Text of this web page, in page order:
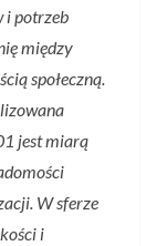
i potrzeb
między
społeczną.
jest miarą
W sferze
i